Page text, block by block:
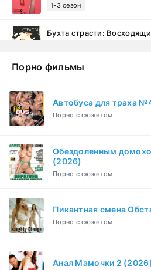
1-3 сезон
Эйфория (2019)
Бисексуалка (2018)
Сутенёры (2023)
1 сезон
Порно фильмы
Автобуса для траха
Порно с сюжетом
Обездоленным
(2026)
Порно с сюжетом
Пикантная смена
Порно с сюжетом
Анал Мамочки 2